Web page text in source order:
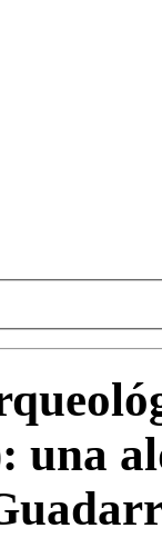
: una